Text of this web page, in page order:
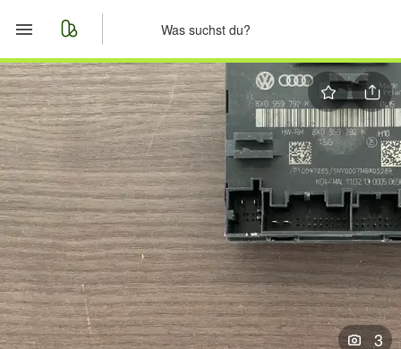
Start
Merkliste
Nachrichten
Anzeige aufgeben
3